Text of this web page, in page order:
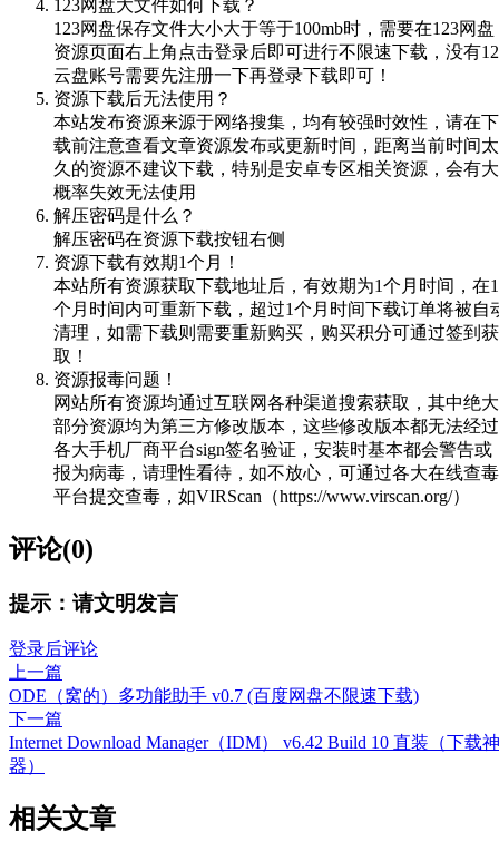
123网盘大文件如何下载？
123网盘保存文件大小大于等于100mb时，需要在123网盘
资源页面右上角点击登录后即可进行不限速下载，没有
云盘账号需要先注册一下再登录下载即可！
资源下载后无法使用？
本站发布资源来源于网络搜集，均有较强时效性，请在下
载前注意查看文章资源发布或更新时间，距离当前时间太
久的资源不建议下载，特别是安卓专区相关资源，会有大
概率失效无法使用
解压密码是什么？
解压密码在资源下载按钮右侧
资源下载有效期1个月！
本站所有资源获取下载地址后，有效期为1个月时间，在1
个月时间内可重新下载，超过1个月时间下载订单将被自
清理，如需下载则需要重新购买，购买积分可通过签到获
取！
资源报毒问题！
网站所有资源均通过互联网各种渠道搜索获取，其中绝大
部分资源均为第三方修改版本，这些修改版本都无法经过
各大手机厂商平台sign签名验证，安装时基本都会警告或
报为病毒，请理性看待，如不放心，可通过各大在线查毒
平台提交查毒，如VIRScan（https://www.virscan.org/）
评论(0)
提示：请文明发言
登录后评论
上一篇
ODE（窝的）多功能助手 v0.7 (百度网盘不限速下载)
下一篇
Internet Download Manager（IDM） v6.42 Build 10 直装（下载神
器）
相关文章